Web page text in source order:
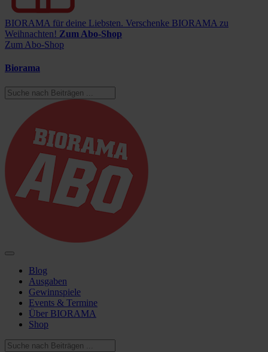
BIORAMA für deine Liebsten. Verschenke BIORAMA zu
Weihnachten! Zum Abo-Shop
Zum Abo-Shop
Biorama
Blog
Ausgaben
Gewinnspiele
Events & Termine
Über BIORAMA
Shop